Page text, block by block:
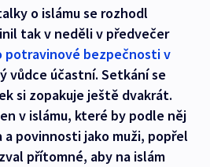
o islámu se rozhodl
tak v neděli v předvečer
potravinové bezpečnosti v
vůdce účastní. Setkání se
si zopakuje ještě dvakrát.
v islámu, které by podle něj
povinnosti jako muži, popřel
přítomné, aby na islám